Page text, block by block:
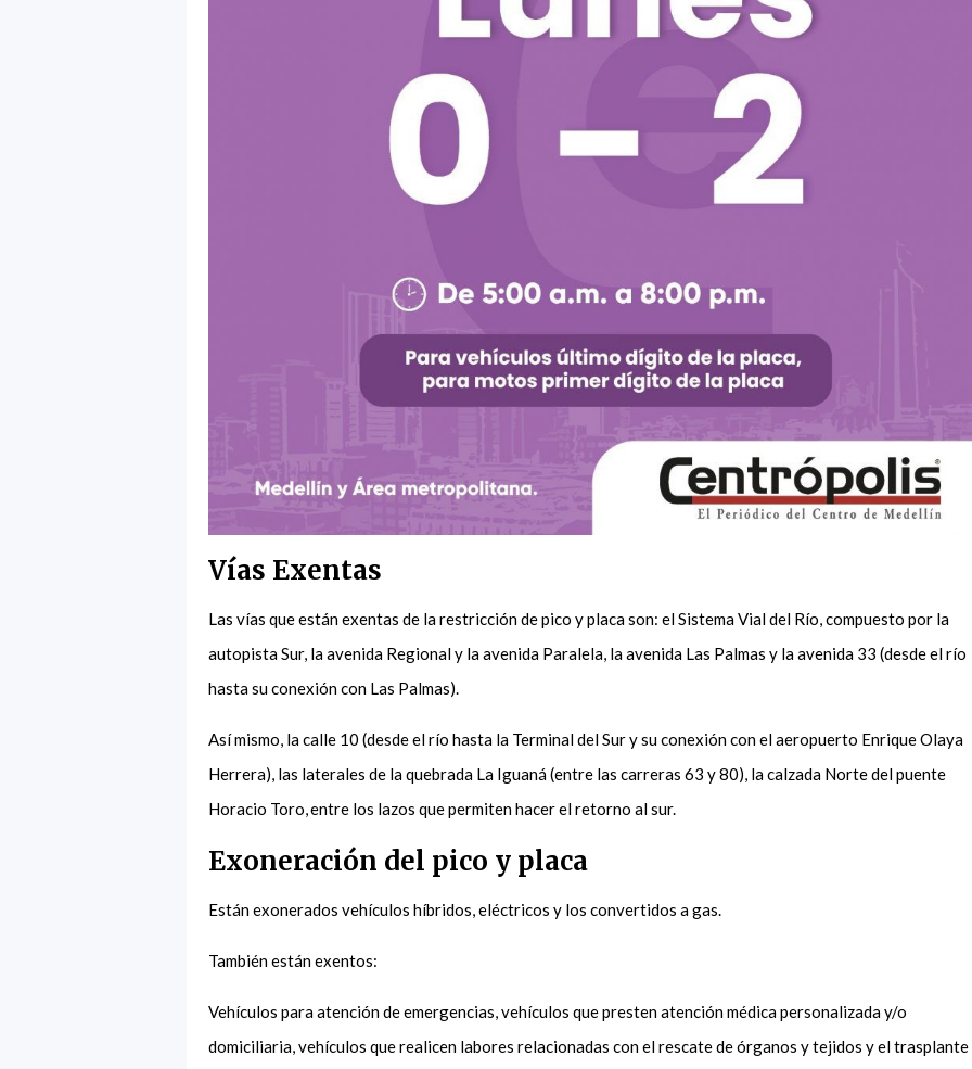
Vías Exentas
Las vías que están exentas de la restricción de pico y placa son: el Sistema Vial del Río, compuesto por la
autopista Sur, la avenida Regional y la avenida Paralela, la avenida Las Palmas y la avenida 33 (desde el río
hasta su conexión con Las Palmas).
Así mismo, la calle 10 (desde el río hasta la Terminal del Sur y su conexión con el aeropuerto Enrique Olaya
Herrera), las laterales de la quebrada La Iguaná (entre las carreras 63 y 80), la calzada Norte del puente
Horacio Toro, entre los lazos que permiten hacer el retorno al sur.
Exoneración del pico y placa
Están exonerados vehículos híbridos, eléctricos y los convertidos a gas.
También están exentos:
Vehículos para atención de emergencias, vehículos que presten atención médica personalizada y/o
domiciliaria, vehículos que realicen labores relacionadas con el rescate de órganos y tejidos y el trasplante